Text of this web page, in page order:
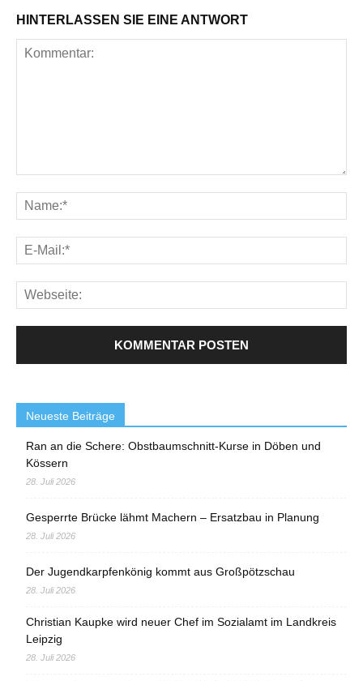
HINTERLASSEN SIE EINE ANTWORT
Neueste Beiträge
Ran an die Schere: Obstbaumschnitt-Kurse in Döben und
Kössern
28. Juli 2026
Gesperrte Brücke lähmt Machern – Ersatzbau in Planung
28. Juli 2026
Der Jugendkarpfenkönig kommt aus Großpötzschau
28. Juli 2026
Christian Kaupke wird neuer Chef im Sozialamt im Landkreis
Leipzig
28. Juli 2026